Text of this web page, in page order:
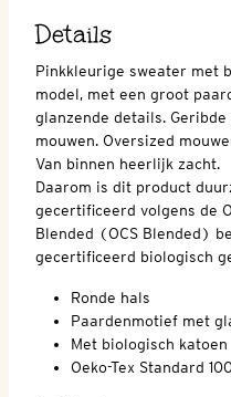
Details
Pinkkleurige sweater met
model, met een groot
glanzende details.
mouwen. Oversized
Van binnen heerlijk zacht.
Daarom is dit product
gecertificeerd volgens de
Blended (OCS Blended)
gecertificeerd biologisch
Ronde hals
Paardenmotief met
Met biologisch katoen
Oeko-Tex Standard